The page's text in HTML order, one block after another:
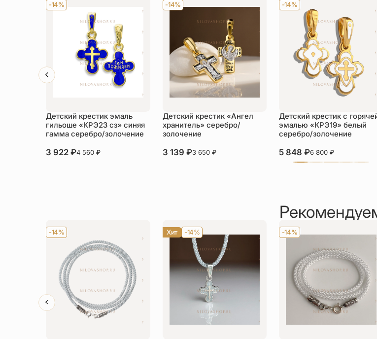
-14%
Детский крестик эмаль
гильоше «КРЭ23 сз» синяя
гамма серебро/золочение
3 922₽4 560₽
-14%
Детский крестик «Ангел
хранитель» серебро/
золочение
3 139 ₽3 650₽
-14%
Детский крестик с
эмалью «КРЭ19» белый
серебро/золочение
5 848₽6 800₽
-14% Хит -14% -14%